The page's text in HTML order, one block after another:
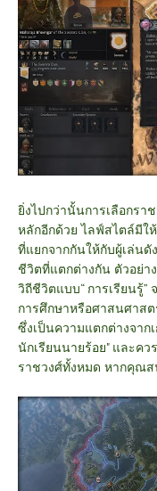
ยิ่งไปกว่านั้นการเลือกรา
หลักอีกด้วย ไลฟ์สไตล์มีใ
ที่แยกจากกันให้กับผู้เล่น
ชีวิตที่แตกต่างกัน ตัวอย่า
วิถีชีวิตแบบ“ การเรียนรู้
การศึกษาหรือศาสนศาสต
ซึ่งเป็นความแตกต่างจาก
นักเรียนนายร้อย" และคว
ราชวงศ์ทั้งหมด หากคุณส